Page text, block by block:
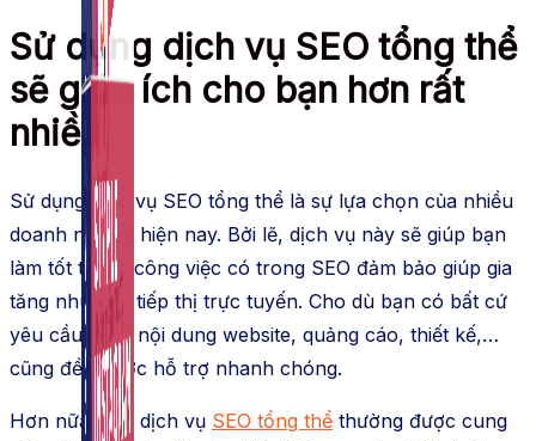
Sử dụng dịch vụ SEO tổng thể
sẽ giúp ích cho bạn hơn rất
nhiều
Sử dụng dịch vụ SEO tổng thể là sự lựa chọn của nhiều
doanh nghiệp hiện nay. Bởi lẽ, dịch vụ này sẽ giúp bạn
làm tốt tất cả công việc có trong SEO đảm bảo giúp gia
tăng nhu cầu tiếp thị trực tuyến. Cho dù bạn có bất cứ
yêu cầu gì về nội dung website, quảng cáo, thiết kế,…
cũng đều được hỗ trợ nhanh chóng.
Hơn nữa, các dịch vụ SEO tổng thể thường được cung